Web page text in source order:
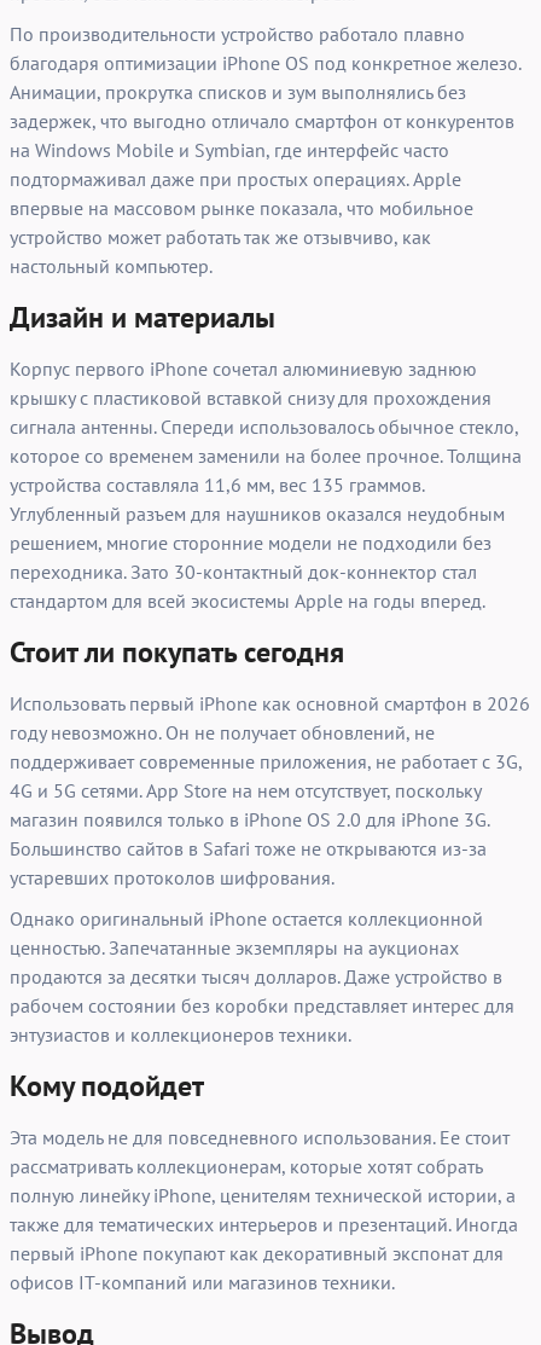
По производительности устройство работало плавно
благодаря оптимизации iPhone OS под конкретное железо.
Анимации, прокрутка списков и зум выполнялись без
задержек, что выгодно отличало смартфон от конкурентов
на Windows Mobile и Symbian, где интерфейс часто
подтормаживал даже при простых операциях. Apple
впервые на массовом рынке показала, что мобильное
устройство может работать так же отзывчиво, как
настольный компьютер.
Дизайн и материалы
Корпус первого iPhone сочетал алюминиевую заднюю
крышку с пластиковой вставкой снизу для прохождения
сигнала антенны. Спереди использовалось обычное стекло,
которое со временем заменили на более прочное. Толщина
устройства составляла 11,6 мм, вес 135 граммов.
Углубленный разъем для наушников оказался неудобным
решением, многие сторонние модели не подходили без
переходника. Зато 30-контактный док-коннектор стал
стандартом для всей экосистемы Apple на годы вперед.
Стоит ли покупать сегодня
Использовать первый iPhone как основной смартфон в 2026
году невозможно. Он не получает обновлений, не
поддерживает современные приложения, не работает с 3G,
4G и 5G сетями. App Store на нем отсутствует, поскольку
магазин появился только в iPhone OS 2.0 для iPhone 3G.
Большинство сайтов в Safari тоже не открываются из-за
устаревших протоколов шифрования.
Однако оригинальный iPhone остается коллекционной
ценностью. Запечатанные экземпляры на аукционах
продаются за десятки тысяч долларов. Даже устройство в
рабочем состоянии без коробки представляет интерес для
энтузиастов и коллекционеров техники.
Кому подойдет
Эта модель не для повседневного использования. Ее стоит
рассматривать коллекционерам, которые хотят собрать
полную линейку iPhone, ценителям технической истории, а
также для тематических интерьеров и презентаций. Иногда
первый iPhone покупают как декоративный экспонат для
офисов IT-компаний или магазинов техники.
Вывод